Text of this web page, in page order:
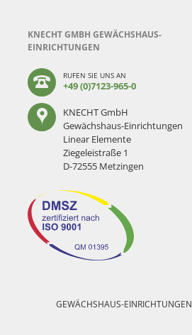
KNECHT GMBH GEWÄCHSHAUS-
EINRICHTUNGEN
RUFEN SIE UNS AN
+49 (0)7123-965-0
KNECHT GmbH
Gewächshaus-Einrichtungen
Linear Elemente
Ziegeleistraße 1
D-72555 Metzingen
GEWÄCHSHAUS-EINRICHTUNGEN